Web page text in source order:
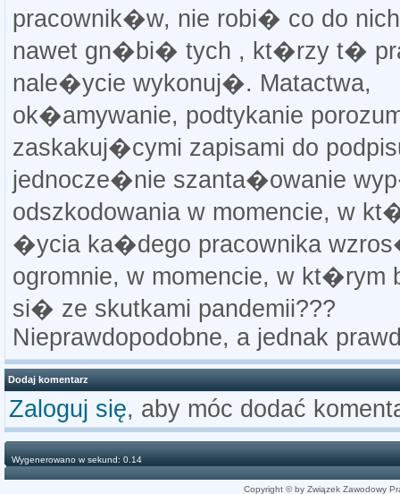
pracownik�w, nie robi� co do
nawet gn�bi� tych , kt�rzy t�
nale�ycie wykonuj�. Matactwa,
ok�amywanie, podtykanie
zaskakuj�cymi zapisami do
jednocze�nie szanta�owanie
odszkodowania w momencie, w
�ycia ka�dego pracownika
ogromnie, w momencie, w kt�rym
si� ze skutkami pandemii???
Nieprawdopodobne, a jednak
Dodaj komentarz
Zaloguj się, aby móc dodać
Wygenerowano w sekund: 0.14
Copyright © by Związek Zawodowy